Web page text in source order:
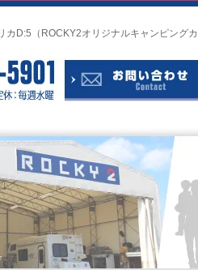
カD:5（ROCKY2オリジナルキャンピング